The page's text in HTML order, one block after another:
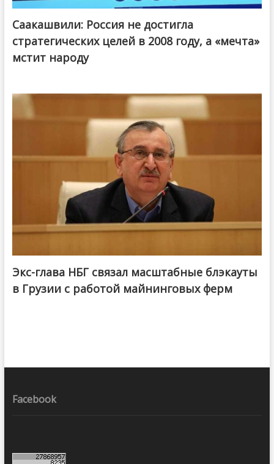
Саакашвили: Россия не достигла
стратегических целей в 2008 году, а «мечта»
мстит народу
Экс-глава НБГ связал масштабные блэкауты
в Грузии с работой майнинговых ферм
Facebook